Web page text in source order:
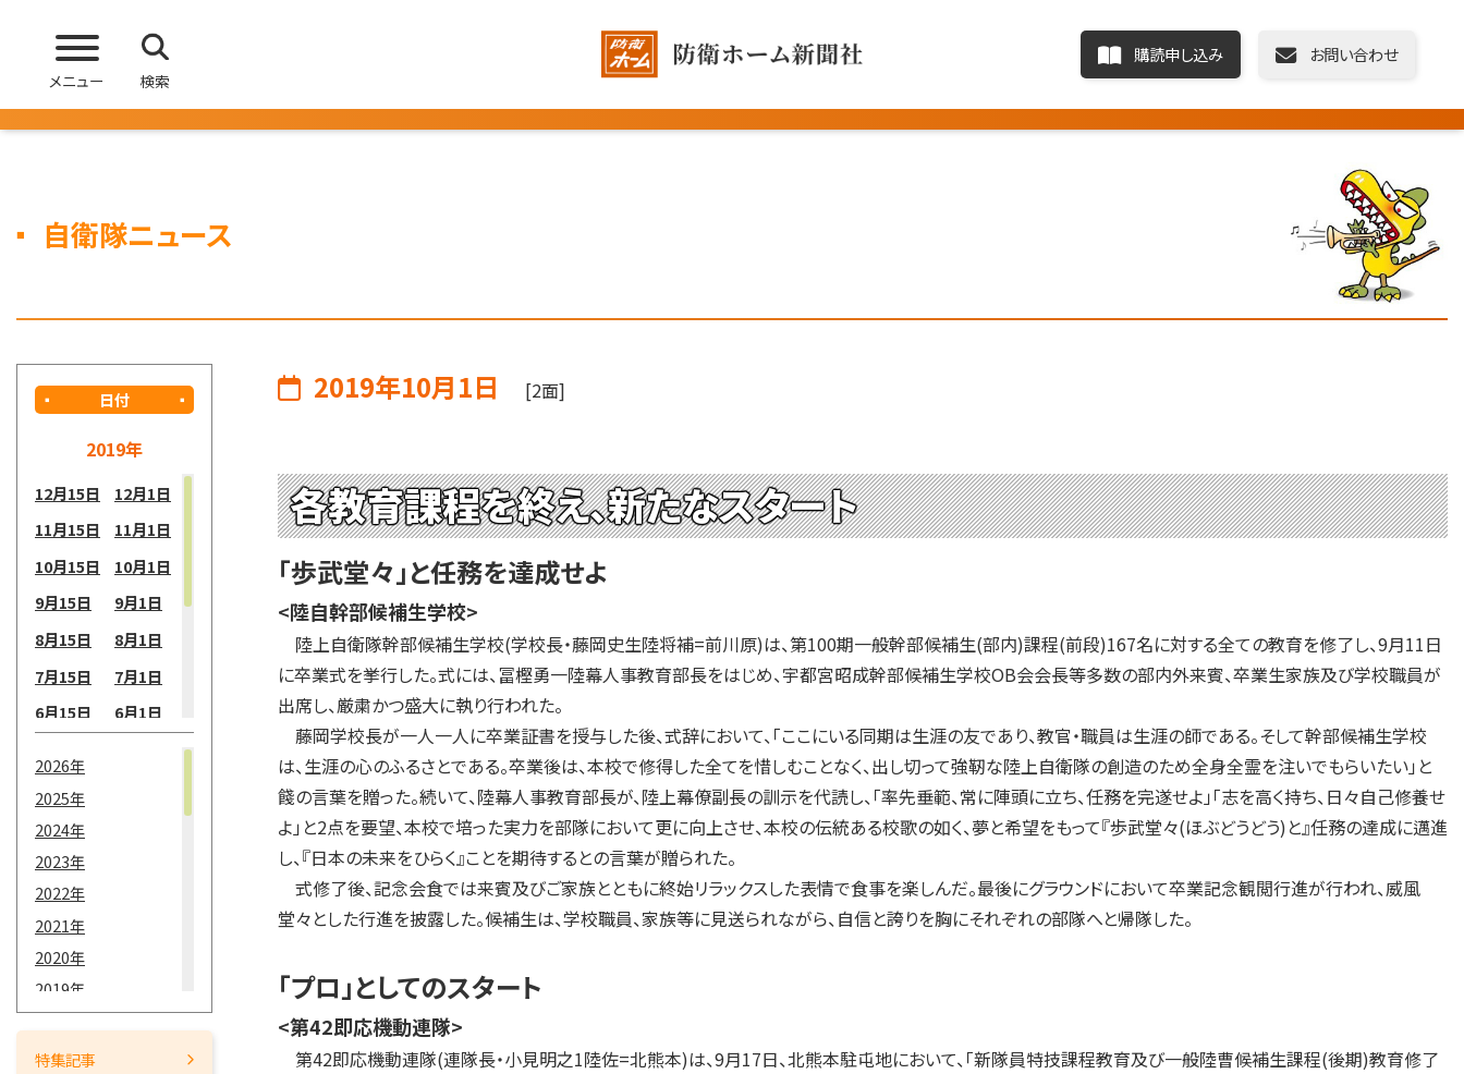
メニュー 検索
購読申し込み お問い合わせ
自衛隊ニュース
日付
2019年
12月15日
12月1日
11月15日
11月1日
10月15日
10月1日
9月15日
9月1日
8月15日
8月1日
7月15日
7月1日
6月15日
6月1日
3月15日
2月15日
1月15日
2026年
2025年
2024年
2023年
2022年
2021年
2020年
2019年
2018年
2017年
特集記事
2019年10月1日 [2面]
各教育課程を終え、新たなスタート
「歩武堂々」と任務を達成せよ
<陸自幹部候補生学校>
陸上自衛隊幹部候補生学校(学校長・藤岡史生陸将補=前川原)は、第100期一般幹部候補生(部内)課程(前段)167名に対する全ての教育を修了し、9月11日
に卒業式を挙行した。式には、冨樫勇一陸幕人事教育部長をはじめ、宇都宮昭成幹部候補生学校OB会会長等多数の部内外来賓、卒業生家族及び学校職員が
出席し、厳粛かつ盛大に執り行われた。
藤岡学校長が一人一人に卒業証書を授与した後、式辞において、「ここにいる同期は生涯の友であり、教官・職員は生涯の師である。そして幹部候補生学校
は、生涯の心のふるさとである。卒業後は、本校で修得した全てを惜しむことなく、出し切って強靭な陸上自衛隊の創造のため全身全霊を注いでもらいたい」と
餞の言葉を贈った。続いて、陸幕人事教育部長が、陸上幕僚副長の訓示を代読し、「率先垂範、常に陣頭に立ち、任務を完遂せよ」「志を高く持ち、日々自己修養せ
よ」と2点を要望、本校で培った実力を部隊において更に向上させ、本校の伝統ある校歌の如く、夢と希望をもって『歩武堂々(ほぶどうどう)と』任務の達成に邁進
し、『日本の未来をひらく』ことを期待するとの言葉が贈られた。
式修了後、記念会食では来賓及びご家族とともに終始リラックスした表情で食事を楽しんだ。最後にグラウンドにおいて卒業記念観閲行進が行われ、威風
堂々とした行進を披露した。候補生は、学校職員、家族等に見送られながら、自信と誇りを胸にそれぞれの部隊へと帰隊した。
「プロ」としてのスタート
<第42即応機動連隊>
第42即応機動連隊(連隊長・小見明之1陸佐=北熊本)は、9月17日、北熊本駐屯地において、「新隊員特技課程教育及び一般陸曹候補生課程(後期)教育修了